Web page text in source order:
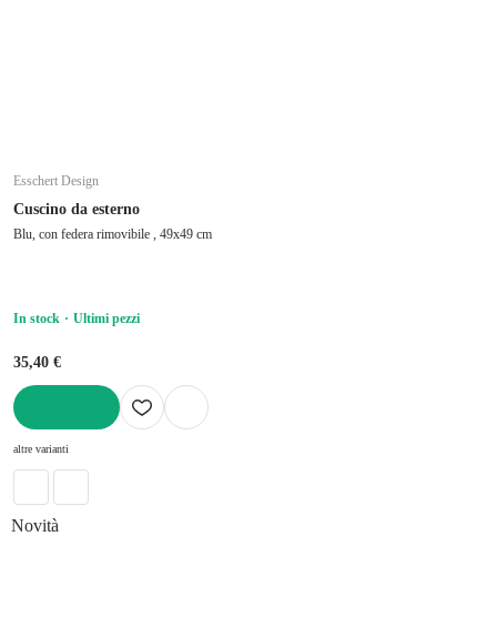
Esschert Design
Cuscino da esterno
Blu, con federa rimovibile , 49x49 cm
In stock Ultimi pezzi
35,40 €
altre varianti
Novità